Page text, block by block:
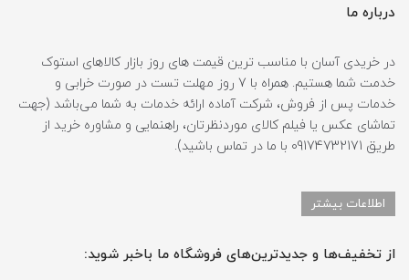
درباره ما
در خریدی آسان با مناسب ترین قیمت های روز بازار کالاهای استوک
خدمت شما هستیم. همراه با 7 روز مهلت تست در صورت خرابی و
خدمات پس از فروش، شرکت آماده ارائه خدمات به شما می‌باشد (جهت
تماشای عکس یا فیلم کالای موردنظرتان، راهنمایی و مشاوره خرید از
طریق 09174732171 با ما در تماس باشید).
اطلاعات بیشتر
از تخفیف‌ها و جدیدترین‌های فروشگاه ما باخبر شوید: